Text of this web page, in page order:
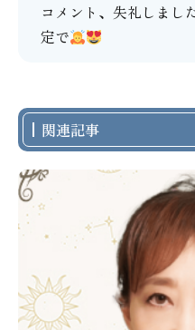
コメント、失礼しまし
定で
関連記事